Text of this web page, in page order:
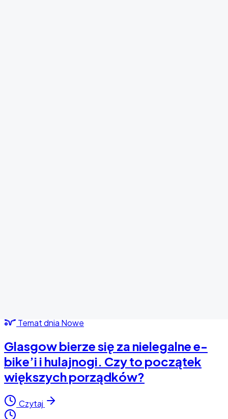
Temat dnia Nowe
Glasgow bierze się za nielegalne e-
bike’i i hulajnogi. Czy to początek
większych porządków?
Czytaj